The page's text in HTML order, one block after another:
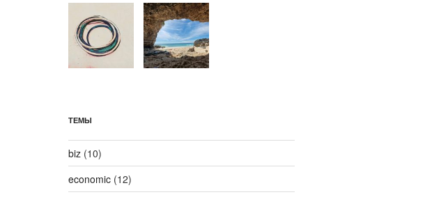
ТЕМЫ
biz(10)
economic(12)